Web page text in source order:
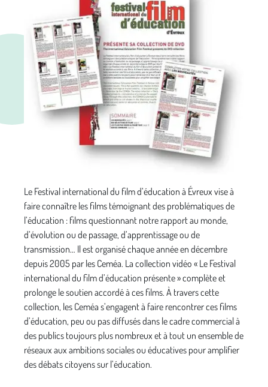
Le Festival international du film d’éducation à Évreux vise à
faire connaître les films témoignant des problématiques de
l’éducation : films questionnant notre rapport au monde,
d’évolution ou de passage, d’apprentissage ou de
transmission… Il est organisé chaque année en décembre
depuis 2005 par les Ceméa. La collection vidéo « Le Festival
international du film d’éducation présente » complète et
prolonge le soutien accordé à ces films. À travers cette
collection, les Ceméa s’engagent à faire rencontrer ces films
d’éducation, peu ou pas diffusés dans le cadre commercial à
des publics toujours plus nombreux et à tout un ensemble de
réseaux aux ambitions sociales ou éducatives pour amplifier
des débats citoyens sur l’éducation.